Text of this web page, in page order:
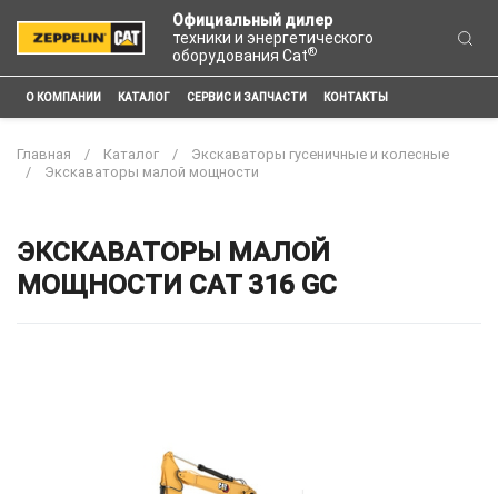
Официальный дилер
техники и энергетического
оборудования Cat®
О КОМПАНИИ КАТАЛОГ СЕРВИС И ЗАПЧАСТИ КОНТАКТЫ
Главная Каталог
Экскаваторы гусеничные и колесные
Экскаваторы малой мощности
ЭКСКАВАТОРЫ МАЛОЙ
МОЩНОСТИ CAT 316 GC